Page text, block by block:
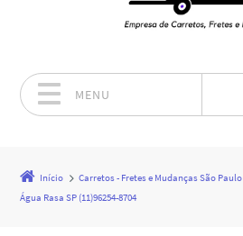
MENU
Início Carretos - Fretes e Mudanças São Paulo
Água Rasa SP (11)96254-8704